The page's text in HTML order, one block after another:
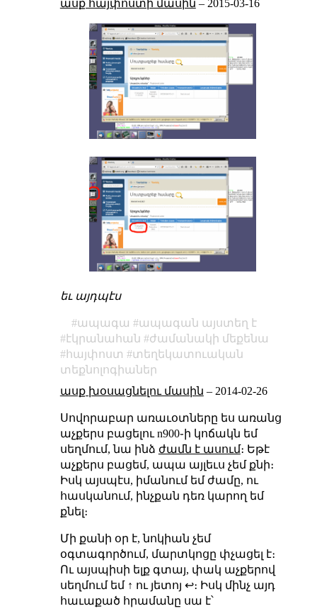
ասք հայփոստի մասին – 2015-03-16
եւ այդպէս
ապագա
ապագան այստեղ է
էկրանահան
ժամանակի մեքենա
հայփոստ
տեղեկատուական
տեքնոլոգիաներ
ասք խօսացնելու մասին – 2014-02-26
Սովորաբար առաւօտները ես առանց
աչքերս բացելու n900֊ի կոճակն եմ
սեղմում, նա ինձ ժամն է ասում։ Եթէ
աչքերս բացեմ, ապա այլեւս չեմ քնի։
Իսկ այսպէս, իմանում եմ ժամը, ու
հասկանում, ինչքան դեռ կարող եմ
քնել։
Մի քանի օր է, նոկիան չեմ
օգտագործում, մարտկոցը փչացել է։
Ու այսպիսի ելք գտայ, փակ աչքերով
սեղմում եմ ↑ ու յետոյ ↩։ Իսկ մինչ այդ
հաւաքած հրամանը սա է՝